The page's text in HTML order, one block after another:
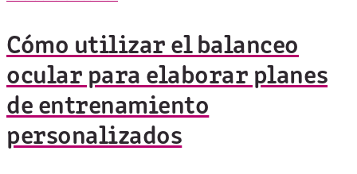
Cómo utilizar el balanceo
ocular para elaborar planes
de entrenamiento
personalizados